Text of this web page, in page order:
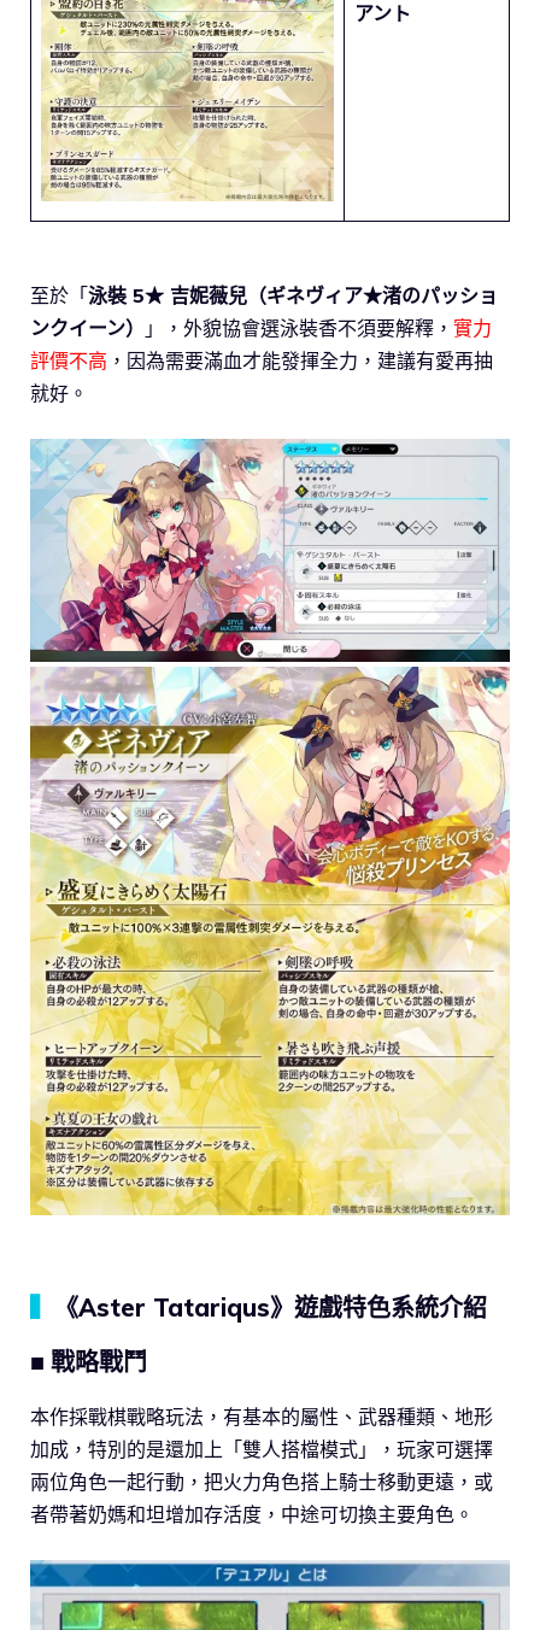
アント
至於「泳裝 5★ 吉妮薇兒（ギネヴィア★渚のパッショ
ンクイーン）
」，外貌協會選泳裝香不須要解釋， 實力
評價不高 ，因為需要滿血才能發揮全力，建議有愛再抽
就好。
《Aster Tatariqus》遊戲特色系統介紹
■ 戰略戰鬥
本作採戰棋戰略玩法，有基本的屬性、武器種類、地形
加成，特別的是還加上「雙人搭檔模式」，玩家可選擇
兩位角色一起行動，把火力角色搭上騎士移動更遠，或
者帶著奶媽和坦增加存活度，中途可切換主要角色。